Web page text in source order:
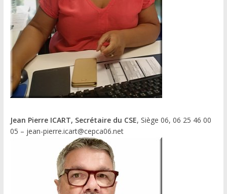
Jean Pierre ICART, Secrétaire du CSE, Siège 06, 06 25 46 00
05 – jean-pierre.icart@cepca06.net